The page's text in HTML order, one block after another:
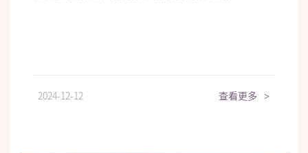
2024-12-12 查看更多 >